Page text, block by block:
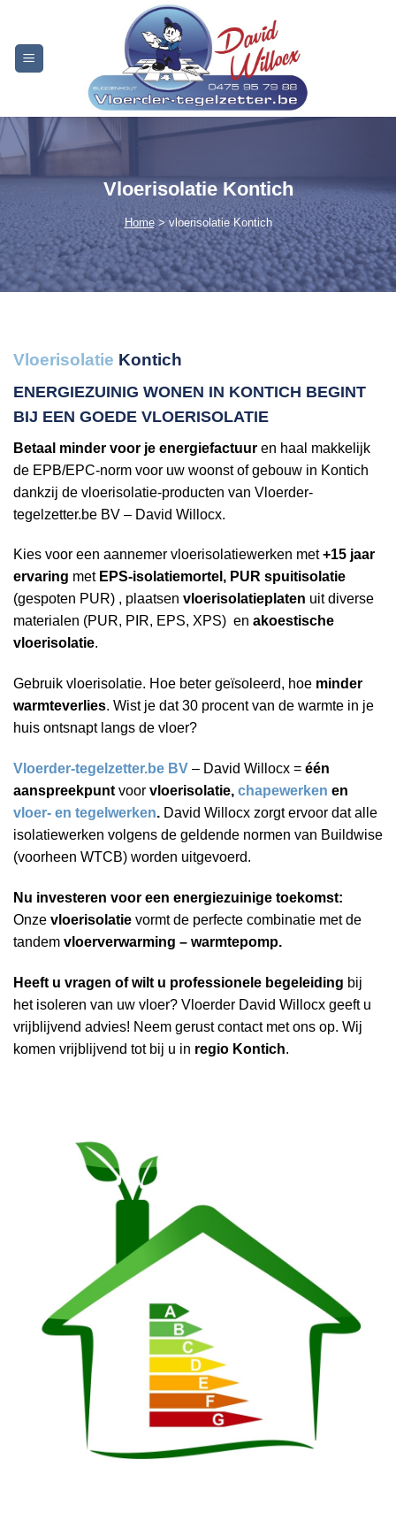
content
Vloerisolatie Kontich
Home> vloerisolatie Kontich
Vloerisolatie Kontich
ENERGIEZUINIG WONEN IN KONTICH BEGINT
BIJ EEN GOEDE VLOERISOLATIE
Betaal minder voor je energiefactuur en haal makkelijk
de EPB/EPC-norm voor uw woonst of gebouw in Kontich
dankzij de vloerisolatie-producten van Vloerder-
tegelzetter.be BV – David Willocx.
Kies voor een aannemer vloerisolatiewerken met+15 jaar
ervaring met EPS-isolatiemortel, PUR spuitisolatie
(gespoten PUR) , plaatsen vloerisolatieplaten uit diverse
materialen (PUR, PIR, EPS, XPS) en akoestische
vloerisolatie.
Gebruik vloerisolatie. Hoe beter geïsoleerd, hoe minder
warmteverlies. Wist je dat 30 procent van de warmte in je
huis ontsnapt langs de vloer?
Vloerder-tegelzetter.be BV – David Willocx = één
aanspreekpunt voor vloerisolatie, chapewerken en
vloer- en tegelwerken. David Willocx zorgt ervoor dat alle
isolatiewerken volgens de geldende normen van Buildwise
(voorheen WTCB) worden uitgevoerd.
Nu investeren voor een energiezuinige toekomst:
Onze vloerisolatie vormt de perfecte combinatie met de
tandem vloerverwarming – warmtepomp.
Heeft u vragen of wilt u professionele begeleiding bij
het isoleren van uw vloer? Vloerder David Willocx geeft u
vrijblijvend advies! Neem gerust contact met ons op. Wij
komen vrijblijvend tot bij u in regio Kontich.